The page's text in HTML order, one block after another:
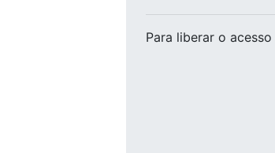
Para liberar o acesso